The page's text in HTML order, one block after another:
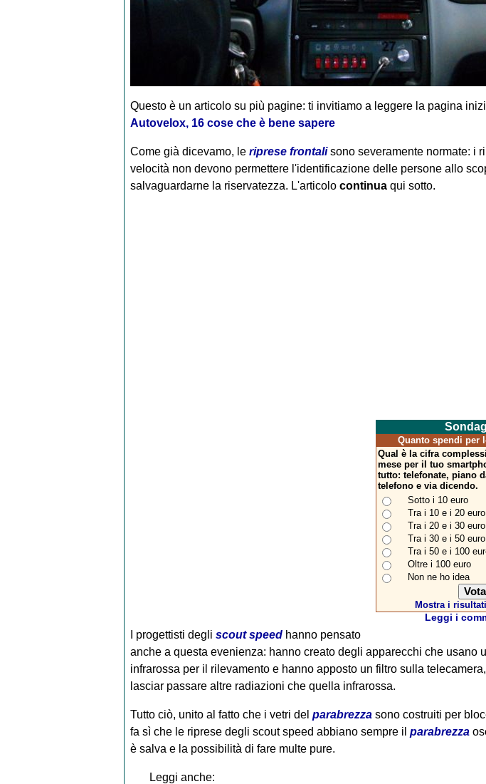
Questo è un articolo su più pagine: ti invitiamo a leggere la pagina
Autovelox, 16 cose che è bene sapere
Come già dicevamo, le riprese frontalisono severamente normate: i
velocità non devono permettere l'identificazione delle persone allo
salvaguardarne la riservatezza. L'articolo continuaqui sotto.
Quanto spendi per
Qual è la cifra
mese per il tuo
tutto: telefonate, piano
telefono e via dicendo.
Sotto i 10 euro
Tra i 10 e i 20 euro
Tra i 20 e i 30 euro
Tra i 30 e i 50 euro
Tra i 50 e i 100
Oltre i 100 euro
Non ne ho idea
Mostra i
Leggi i
I progettisti degli scout speedhanno pensato
anche a questa evenienza: hanno creato degli apparecchi che usano
infrarossa per il rilevamento e hanno apposto un filtro sulla
lasciar passare altre radiazioni che quella infrarossa.
Tutto ciò, unito al fatto che i vetri del parabrezzasono costruiti per
fa sì che le riprese degli scout speed abbiano sempre il parabrezza
è salva e la possibilità di fare multe pure.
Leggi anche: